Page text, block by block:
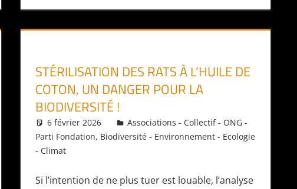
STÉRILISATION DES RATS À L’HUILE DE
COTON, UN DANGER POUR LA
BIODIVERSITÉ !
6 février 2026 Daniel
Associations - Collectif - ONG -
Parti Fondation, Biodiversité - Environnement - Ecologie
- Climat
Si l’intention de ne plus tuer est louable, l’analyse